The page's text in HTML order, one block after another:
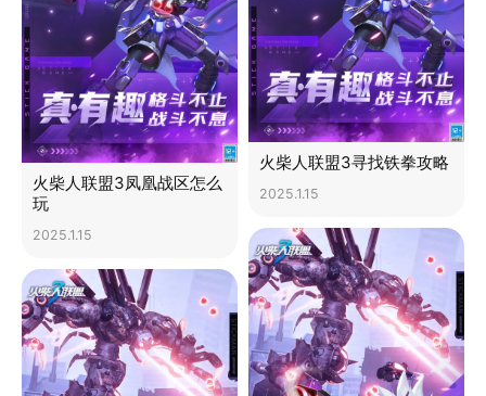
火柴人联盟3凤凰战区怎么
玩
2025.1.15
火柴人联盟3寻找铁拳攻略
2025.1.15